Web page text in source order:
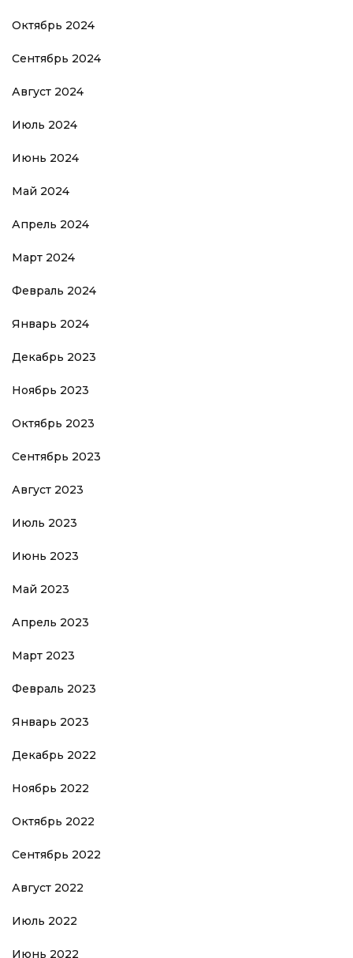
Октябрь 2024
Сентябрь 2024
Август 2024
Июль 2024
Июнь 2024
Май 2024
Апрель 2024
Март 2024
Февраль 2024
Январь 2024
Декабрь 2023
Ноябрь 2023
Октябрь 2023
Сентябрь 2023
Август 2023
Июль 2023
Июнь 2023
Май 2023
Апрель 2023
Март 2023
Февраль 2023
Январь 2023
Декабрь 2022
Ноябрь 2022
Октябрь 2022
Сентябрь 2022
Август 2022
Июль 2022
Июнь 2022